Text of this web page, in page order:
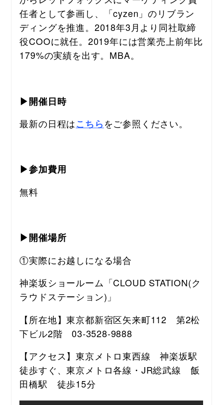
任者として参画し、「cyzen」のリブラン
ディングを推進。2018年3月より同社取締
役COOに就任。2019年には営業売上前年比
179%の実績を出す。MBA。
▶開催日時
最新の日程はこちらをご参照ください。
▶参加費用
無料
▶開催場所
①実際にお越しになる場合
神楽坂ショールーム「CLOUD STATION(ク
ラウドステーション)」
【所在地】東京都新宿区矢来町112　第2松
下ビル2階　03-3528-9888
【アクセス】東京メトロ東西線　神楽坂駅
徒歩すぐ、東京メトロ各線・JR総武線　飯
田橋駅　徒歩15分